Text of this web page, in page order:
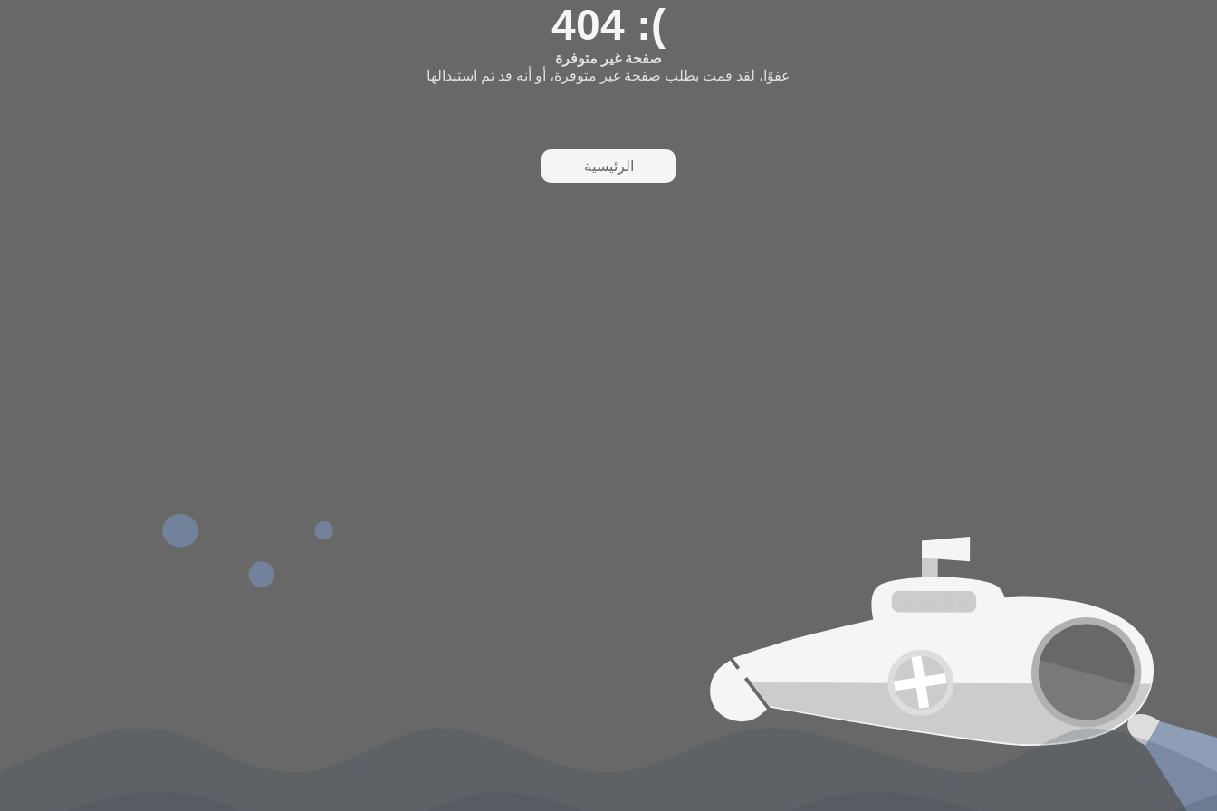
404 :(
صفحة غير متوفرة
عفوًا، لقد قمت بطلب صفحة غير متوفرة، أو أنه قد تم استبدالها
الرئيسية